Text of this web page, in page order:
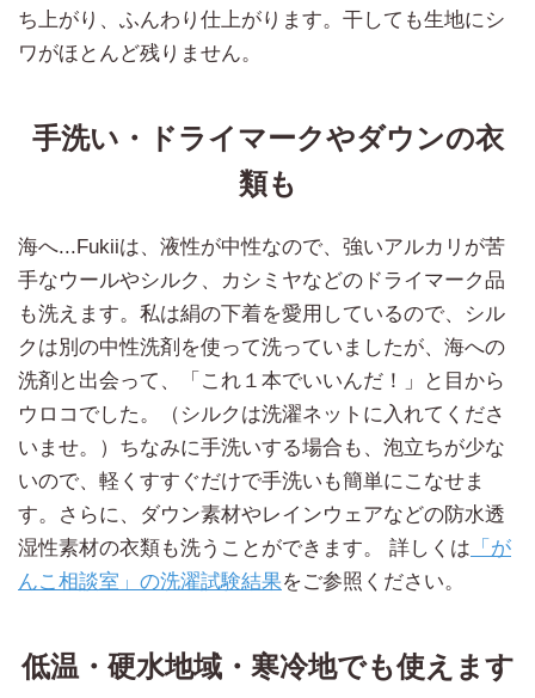
ち上がり、ふんわり仕上がります。干しても生地にシ
ワがほとんど残りません。
手洗い・ドライマークやダウンの衣
類も
海へ...Fukiiは、液性が中性なので、強いアルカリが苦
手なウールやシルク、カシミヤなどのドライマーク品
も洗えます。私は絹の下着を愛用しているので、シル
クは別の中性洗剤を使って洗っていましたが、海への
洗剤と出会って、「これ１本でいいんだ！」と目から
ウロコでした。（シルクは洗濯ネットに入れてくださ
いませ。）ちなみに手洗いする場合も、泡立ちが少な
いので、軽くすすぐだけで手洗いも簡単にこなせま
す。さらに、ダウン素材やレインウェアなどの防水透
湿性素材の衣類も洗うことができます。 詳しくは 「が
んこ相談室」の洗濯試験結果をご参照ください。
低温・硬水地域・寒冷地でも使えます